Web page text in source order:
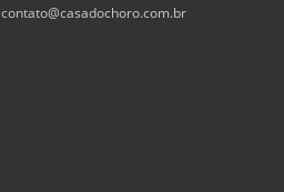
contato@casadochoro.com.br